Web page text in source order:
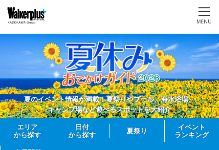
MENU
夏のイベント情報が満載！夏祭りやプール、海水浴場、
キャンプ場など遊べるスポットを大紹介
エリア
から探す
日付
から探す
夏祭り
イベント
ランキング